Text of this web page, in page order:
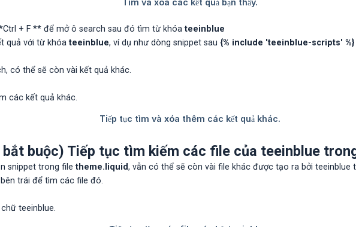
+ F ** để mở ô search sau đó tìm từ khóateeinblue
quả với từ khóateeinblue, ví dụ như dòng snippet sau {% include 'teeinblue-scripts' %}
có thể sẽ còn vài kết quả khác.
bắt buộc) Tiếp tục tìm kiếm các file của teeinblue
snippet trong filetheme.liquid, vẫn có thể sẽ còn vài file khác được tạo ra bởi teeinblue
trái để tìm các file đó.